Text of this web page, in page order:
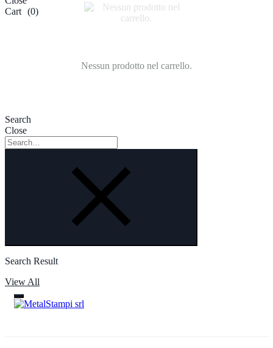
Cart (0)
Nessun prodotto nel carrello.
Search
Close
Search
Search Result
View All